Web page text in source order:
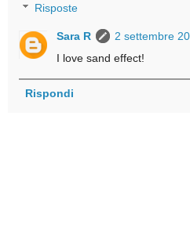
Risposte
Sara R
2 settembre
I love sand effect!
Rispondi